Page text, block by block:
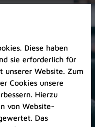
Diese haben
sie erforderlich für
unserer Website. Zum
Cookies unsere
Hierzu
von Website-
Das